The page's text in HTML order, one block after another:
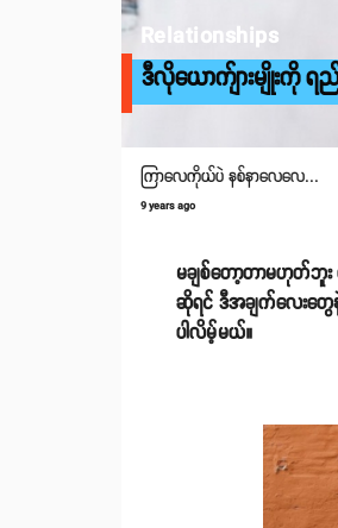
Relationships
ဒီလိုယောက်ျားမျိုးကို
ကြာလေကိုယ်ပဲ နစ်နာလေလေ...
9 years ago
မချစ်တော့တာမဟုတ်ဘူ
ဆိုရင် ဒီအချက်လေးတွ
ပါလိမ့်မယ်။